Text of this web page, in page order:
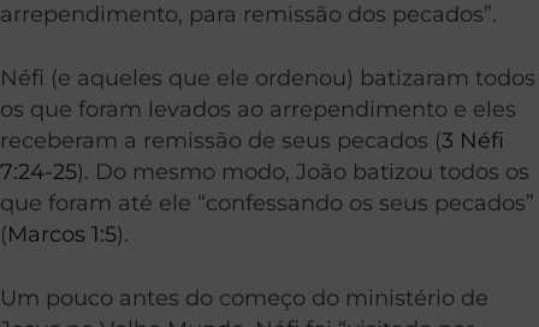
arrependimento, para remissão dos pecados”.
Néfi (e aqueles que ele ordenou) batizaram todos
os que foram levados ao arrependimento e eles
receberam a remissão de seus pecados (3 Néfi
7:24-25). Do mesmo modo, João batizou todos os
que foram até ele “confessando os seus pecados”
(Marcos 1:5).
Um pouco antes do começo do ministério de